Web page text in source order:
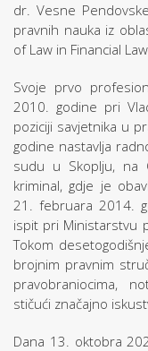
dr. Vesne
pravnih nauka iz
of Law in Financial
Svoje prvo
2010. godine pri
poziciji savjetnika u
godine nastavlja
sudu u Skoplju, na
kriminal, gdje je
21. februara 2014.
ispit pri Ministarstvu
Tokom
brojnim pravnim
pravobraniocima,
stičući značajno
Dana 13. oktobra